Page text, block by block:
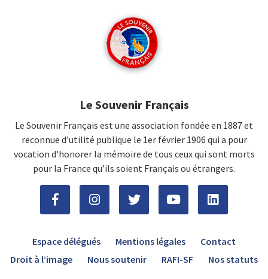
Le Souvenir Français
Le Souvenir Français est une association fondée en 1887 et
reconnue d’utilité publique le 1er février 1906 qui a pour
vocation d'honorer la mémoire de tous ceux qui sont morts
pour la France qu’ils soient Français ou étrangers.
Espace délégués Mentions légales
Contact
Droit à l’image
Nous soutenir RAFI-SF Nos statuts